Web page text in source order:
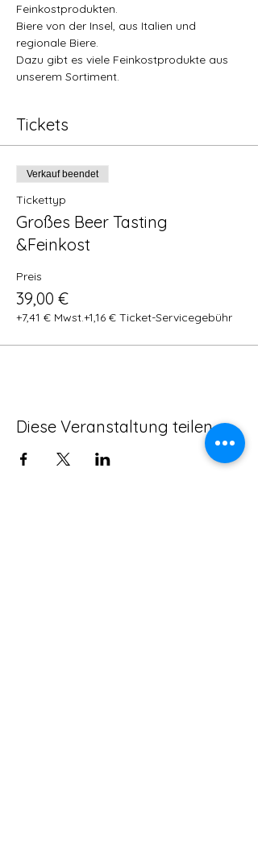
Feinkostprodukten.
Biere von der Insel, aus Italien und
regionale Biere.
Dazu gibt es viele Feinkostprodukte aus
unserem Sortiment.
Tickets
Verkauf beendet
Tickettyp
Großes Beer Tasting
&Feinkost
Preis
39,00 €
+7,41 € Mwst.+1,16 € Ticket-Servicegebühr
Diese Veranstaltung teilen